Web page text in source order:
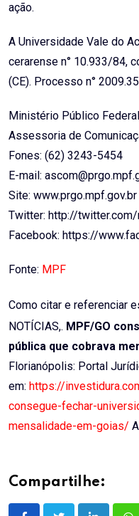
ação.
A Universidade Vale do
cerarense n° 10.933/84,
(CE). Processo n°
Ministério Público
Assessoria de
Fones: (62) 3243-5454
E-mail:
Site: www.prgo.mpf.gov.br
Twitter: http://
Facebook: https://
Fonte: MPF
Como citar e referenciar
NOTÍCIAS,. MPF/GO
pública que cobrava
Florianópolis: Portal
em: https://
consegue-fechar-
mensalidade-em-goias/
Compartilhe: